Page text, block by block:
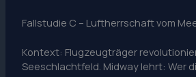
Fallstudie C – Luftherrschaft vom
Kontext: Flugzeugträger
Seeschlachtfeld. Midway lehrt: Wer